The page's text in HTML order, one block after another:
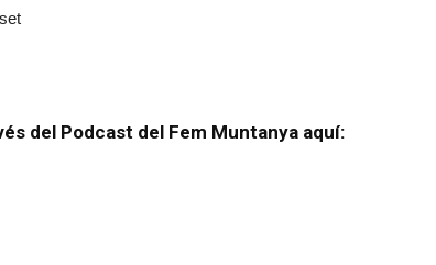
del Podcast del Fem Muntanya aquí: